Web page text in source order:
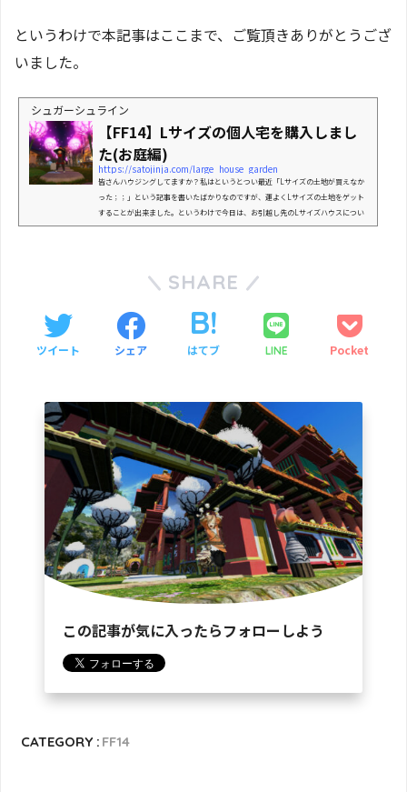
というわけで本記事はここまで、ご覧頂きありがとうござ
いました。
シュガーシュライン
【FF14】Lサイズの個人宅を購入しまし
た(お庭編)
https://satojinja.com/large_house_garden
皆さんハウジングしてますか？私はというとつい最近「Lサイズの土地が買えなか
った；；」という記事を書いたばかりなのですが、運よくLサイズの土地をゲット
することが出来ました。というわけで今日は、お引越し先のLサイズハウスについ
てご紹介します。Lサイズの土地とは以前の記事でも紹介した、ハウジングエリアで
ます。計算してみたところ1つのサーバーにつき432個ものLサ...
SHARE
ツイート シェア はてブ LINE Pocket
この記事が気に入ったらフォローしよう
CATEGORY : FF14